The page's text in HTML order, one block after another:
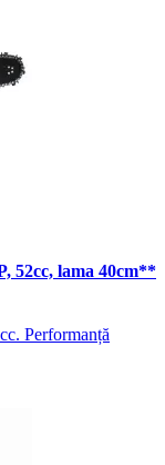
52cc, lama 40cm**
Performanță